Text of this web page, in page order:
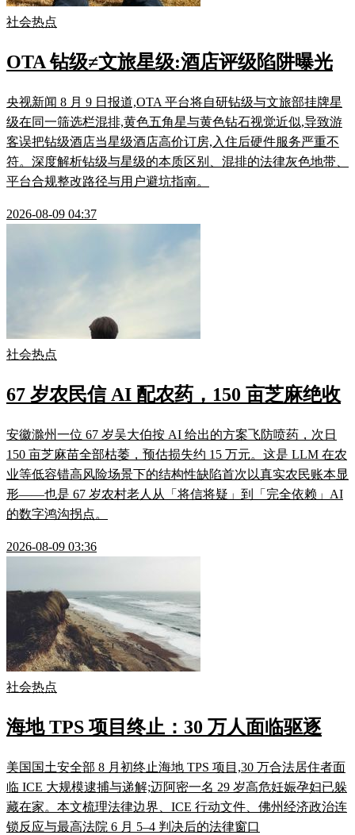
社会热点
OTA 钻级≠文旅星级:酒店评级陷阱曝光
央视新闻 8 月 9 日报道,OTA 平台将自研钻级与文旅部挂牌星
级在同一筛选栏混排,黄色五角星与黄色钻石视觉近似,导致游
客误把钻级酒店当星级酒店高价订房,入住后硬件服务严重不
符。深度解析钻级与星级的本质区别、混排的法律灰色地带、
平台合规整改路径与用户避坑指南。
2026-08-09 04:37
社会热点
67 岁农民信 AI 配农药，150 亩芝麻绝收
安徽滁州一位 67 岁吴大伯按 AI 给出的方案飞防喷药，次日
150 亩芝麻苗全部枯萎，预估损失约 15 万元。这是 LLM 在农
业等低容错高风险场景下的结构性缺陷首次以真实农民账本显
形——也是 67 岁农村老人从「将信将疑」到「完全依赖」AI
的数字鸿沟拐点。
2026-08-09 03:36
社会热点
海地 TPS 项目终止：30 万人面临驱逐
美国国土安全部 8 月初终止海地 TPS 项目,30 万合法居住者面
临 ICE 大规模逮捕与递解;迈阿密一名 29 岁高危妊娠孕妇已躲
藏在家。本文梳理法律边界、ICE 行动文件、佛州经济政治连
锁反应与最高法院 6 月 5–4 判决后的法律窗口